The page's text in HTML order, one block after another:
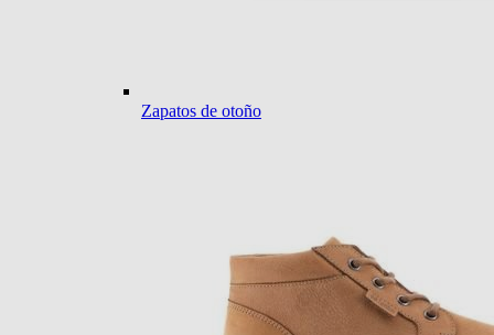
Zapatos de otoño